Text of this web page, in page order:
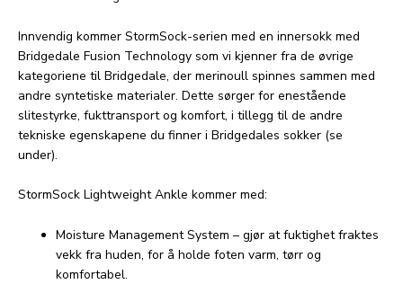
Innvendig kommer StormSock-serien med en innersokk med
Bridgedale Fusion Technology som vi kjenner fra de øvrige
kategoriene til Bridgedale, der merinoull spinnes sammen med
andre syntetiske materialer. Dette sørger for enestående
slitestyrke, fukttransport og komfort, i tillegg til de andre
tekniske egenskapene du finner i Bridgedales sokker (se
under).
StormSock Lightweight Ankle kommer med:
Moisture Management System – gjør at fuktighet fraktes
vekk fra huden, for å holde foten varm, tørr og
komfortabel.